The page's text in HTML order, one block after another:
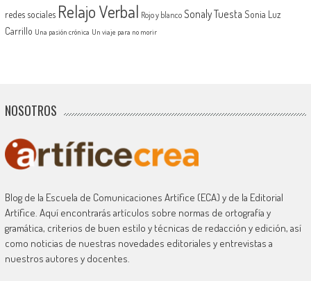
redes sociales Relajo Verbal Rojo y blanco Sonaly Tuesta Sonia Luz
Carrillo Una pasión crónica Un viaje para no morir
NOSOTROS
Blog de la Escuela de Comunicaciones Artífice (ECA) y de la Editorial
Artífice. Aquí encontrarás artículos sobre normas de ortografía y
gramática, criterios de buen estilo y técnicas de redacción y edición, así
como noticias de nuestras novedades editoriales y entrevistas a
nuestros autores y docentes.